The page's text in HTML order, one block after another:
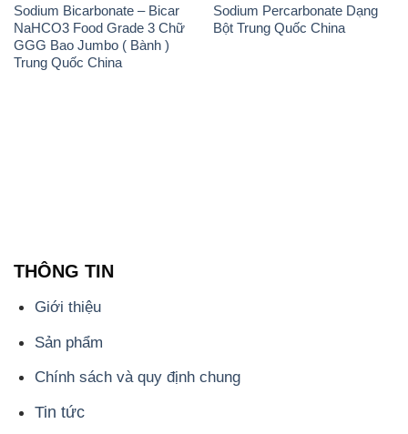
Sodium Bicarbonate – Bicar
NaHCO3 Food Grade 3 Chữ
GGG Bao Jumbo ( Bành )
Trung Quốc China
Sodium Percarbonate Dạng
Bột Trung Quốc China
THÔNG TIN
Giới thiệu
Sản phẩm
Chính sách và quy định chung
Tin tức